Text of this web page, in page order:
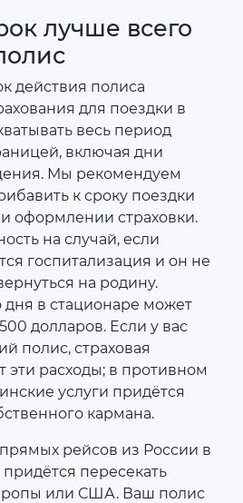
лучше всего
действия полиса
для поездки в
весь период
включая дни
Мы рекомендуем
к сроку поездки
оформлении страховки.
на случай, если
госпитализация и он не
на родину.
дня в стационаре может
долларов. Если у вас
полис, страховая
эти расходы; в противном
услуги придётся
кармана.
прямых рейсов из России в
пересекать
или США. Ваш полис